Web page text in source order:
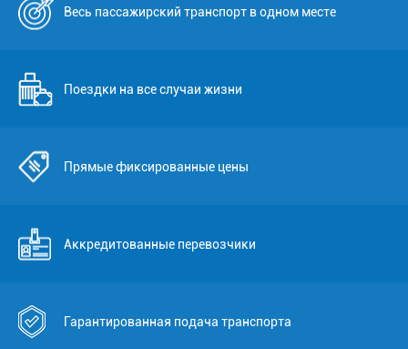
Весь пассажирский транспорт в одном месте
Поездки на все случаи жизни
Прямые фиксированные цены
Аккредитованные перевозчики
Гарантированная подача транспорта